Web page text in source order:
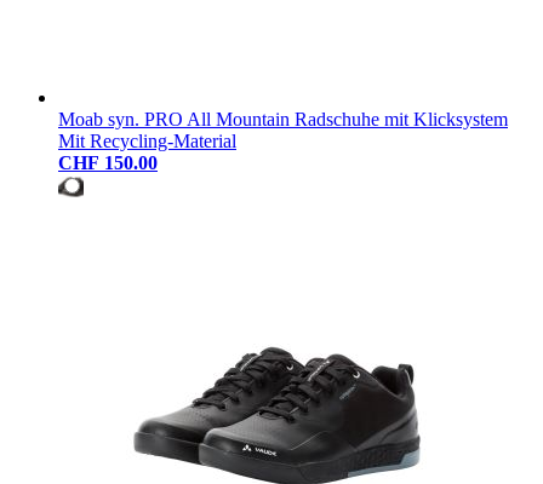
Moab syn. PRO All Mountain Radschuhe mit Klicksystem
Mit Recycling-Material
CHF 150.00